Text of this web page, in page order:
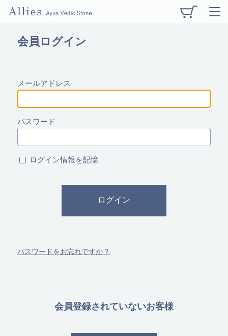
会員ログイン
メールアドレス
パスワード
ログイン情報を記憶
パスワードをお忘れですか？
会員登録されていないお客様